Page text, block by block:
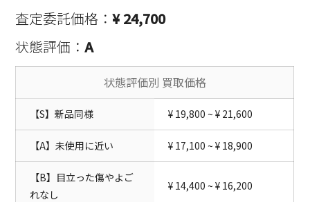
査定委託価格：¥ 24,700
状態評価：A
状態評価別 買取価格
【S】新品同様 ¥ 19,800 ~ ¥ 21,600
【A】未使用に近い ¥ 17,100 ~ ¥ 18,900
【B】目立った傷やよご
れなし
¥ 14,400 ~ ¥ 16,200